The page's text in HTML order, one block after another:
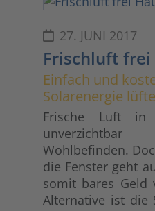
27. JUNI 2017
Frischluft frei
Einfach und
Solarenergie
Frische Luft in
Wohlbefinden.
die Fenster geht
somit bares Geld
Alternative ist die